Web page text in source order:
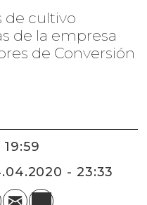
de cultivo
de la empresa
de Conversión
19:59
- 23:33